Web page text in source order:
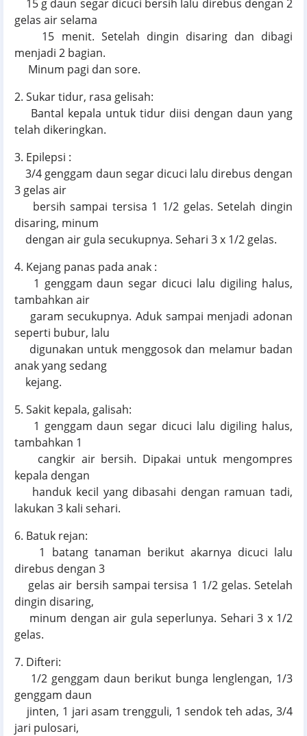
15 g daun segar dicuci bersih lalu direbus dengan 2
gelas air selama
15 menit. Setelah dingin disaring dan dibagi
menjadi 2 bagian.
Minum pagi dan sore.
2. Sukar tidur, rasa gelisah:
Bantal kepala untuk tidur diisi dengan daun yang
telah dikeringkan.
3. Epilepsi :
3/4 genggam daun segar dicuci lalu direbus dengan
3 gelas air
bersih sampai tersisa 1 1/2 gelas. Setelah dingin
disaring, minum
dengan air gula secukupnya. Sehari 3 x 1/2 gelas.
4. Kejang panas pada anak :
1 genggam daun segar dicuci lalu digiling halus,
tambahkan air
garam secukupnya. Aduk sampai menjadi adonan
seperti bubur, lalu
digunakan untuk menggosok dan melamur badan
anak yang sedang
kejang.
5. Sakit kepala, galisah:
1 genggam daun segar dicuci lalu digiling halus,
tambahkan 1
cangkir air bersih. Dipakai untuk mengompres
kepala dengan
handuk kecil yang dibasahi dengan ramuan tadi,
lakukan 3 kali sehari.
6. Batuk rejan:
1 batang tanaman berikut akarnya dicuci lalu
direbus dengan 3
gelas air bersih sampai tersisa 1 1/2 gelas. Setelah
dingin disaring,
minum dengan air gula seperlunya. Sehari 3 x 1/2
gelas.
7. Difteri:
1/2 genggam daun berikut bunga lenglengan, 1/3
genggam daun
jinten, 1 jari asam trengguli, 1 sendok teh adas, 3/4
jari pulosari,